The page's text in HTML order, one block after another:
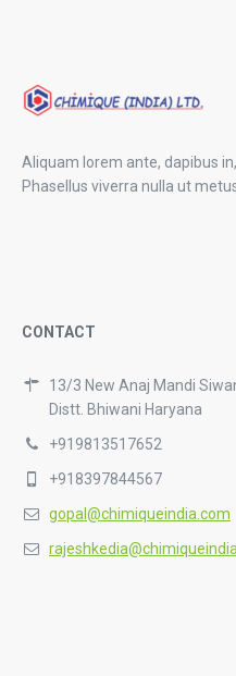
Aliquam lorem ante, dapibus
Phasellus viverra nulla ut
CONTACT
13/3 New Anaj Mandi
Distt. Bhiwani Haryana
+919813517652
+918397844567
gopal@chimiqueindia.com